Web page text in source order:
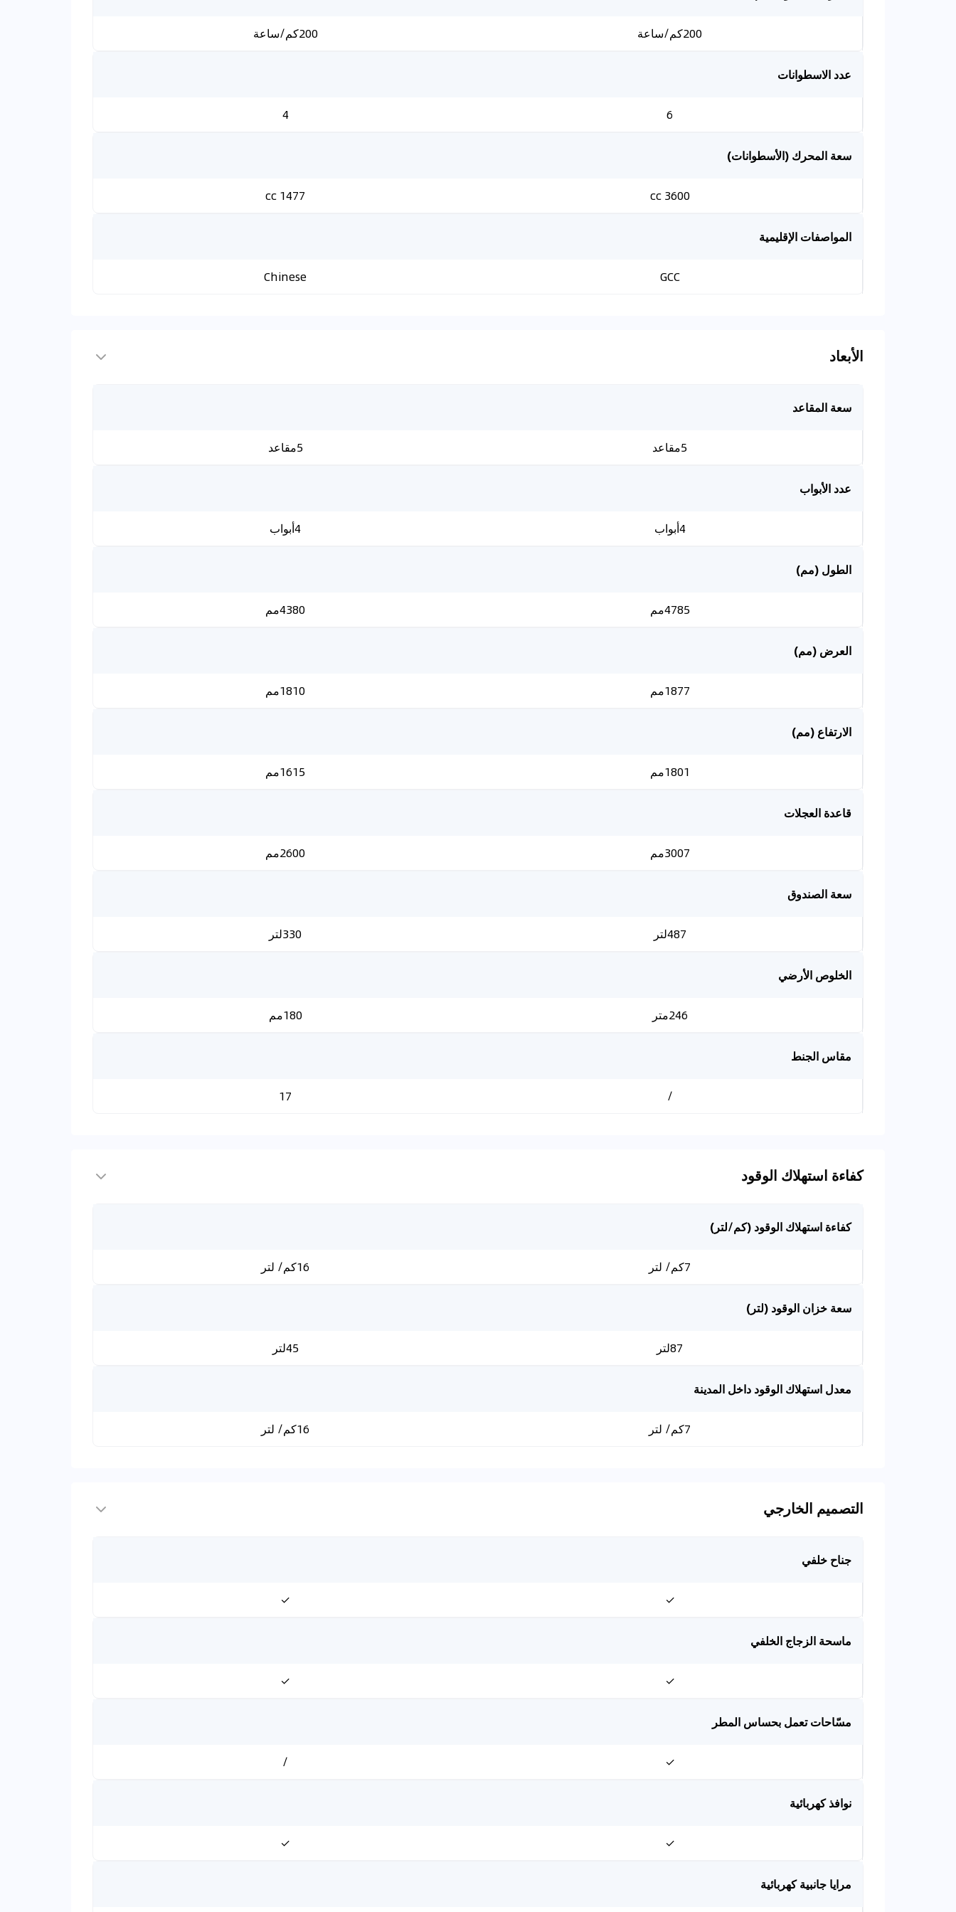
200كم/ساعة 200كم/ساعة
عدد الاسطوانات
6
4
سعة المحرك (الأسطوانات)
3600 cc
1477 cc
المواصفات الإقليمية
GCC
Chinese
الأبعاد
سعة المقاعد
5مقاعد 5مقاعد
عدد الأبواب
4أبواب 4أبواب
الطول (مم)
4785مم 4380مم
العرض (مم)
1877مم 1810مم
الارتفاع (مم)
1801مم 1615مم
قاعدة العجلات
3007مم 2600مم
سعة الصندوق
487لتر 330لتر
الخلوص الأرضي
246متر 180مم
مقاس الجنط
/
17
كفاءة استهلاك الوقود
كفاءة استهلاك الوقود (كم/لتر)
7كم/ لتر 16كم/ لتر
سعة خزان الوقود (لتر)
87لتر 45لتر
معدل استهلاك الوقود داخل المدينة
7كم/ لتر 16كم/ لتر
التصميم الخارجي
جناح خلفي
✓
✓
ماسحة الزجاج الخلفي
✓
✓
مسّاحات تعمل بحساس المطر
✓
/
نوافذ كهربائية
✓
✓
مرايا جانبية كهربائية